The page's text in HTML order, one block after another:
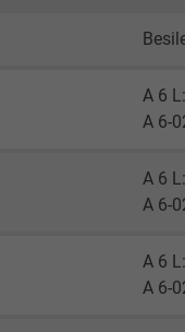
A 6
A 6-
A 6
A 6-
A 6
A 6-